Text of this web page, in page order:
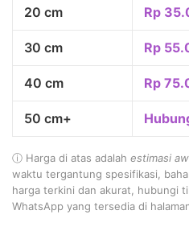
20 cm Rp
30 cm Rp
40 cm Rp
50 cm+
ⓘ Harga di atas adalah estimasi
waktu tergantung spesifikasi,
harga terkini dan akurat, hubungi
WhatsApp yang tersedia di